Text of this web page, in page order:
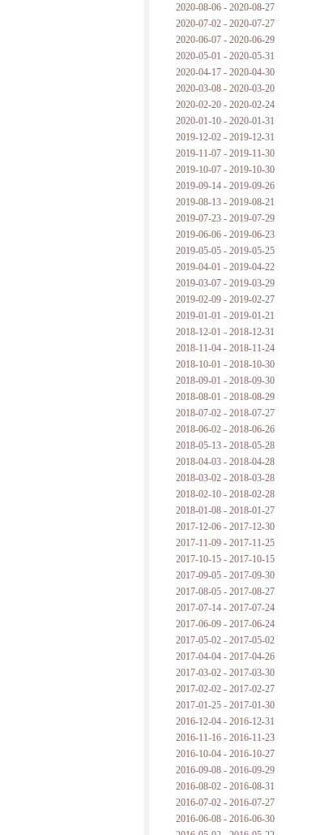
2020-08-06 - 2020-08-27
2020-07-02 - 2020-07-27
2020-06-07 - 2020-06-29
2020-05-01 - 2020-05-31
2020-04-17 - 2020-04-30
2020-03-08 - 2020-03-20
2020-02-20 - 2020-02-24
2020-01-10 - 2020-01-31
2019-12-02 - 2019-12-31
2019-11-07 - 2019-11-30
2019-10-07 - 2019-10-30
2019-09-14 - 2019-09-26
2019-08-13 - 2019-08-21
2019-07-23 - 2019-07-29
2019-06-06 - 2019-06-23
2019-05-05 - 2019-05-25
2019-04-01 - 2019-04-22
2019-03-07 - 2019-03-29
2019-02-09 - 2019-02-27
2019-01-01 - 2019-01-21
2018-12-01 - 2018-12-31
2018-11-04 - 2018-11-24
2018-10-01 - 2018-10-30
2018-09-01 - 2018-09-30
2018-08-01 - 2018-08-29
2018-07-02 - 2018-07-27
2018-06-02 - 2018-06-26
2018-05-13 - 2018-05-28
2018-04-03 - 2018-04-28
2018-03-02 - 2018-03-28
2018-02-10 - 2018-02-28
2018-01-08 - 2018-01-27
2017-12-06 - 2017-12-30
2017-11-09 - 2017-11-25
2017-10-15 - 2017-10-15
2017-09-05 - 2017-09-30
2017-08-05 - 2017-08-27
2017-07-14 - 2017-07-24
2017-06-09 - 2017-06-24
2017-05-02 - 2017-05-02
2017-04-04 - 2017-04-26
2017-03-02 - 2017-03-30
2017-02-02 - 2017-02-27
2017-01-25 - 2017-01-30
2016-12-04 - 2016-12-31
2016-11-16 - 2016-11-23
2016-10-04 - 2016-10-27
2016-09-08 - 2016-09-29
2016-08-02 - 2016-08-31
2016-07-02 - 2016-07-27
2016-06-08 - 2016-06-30